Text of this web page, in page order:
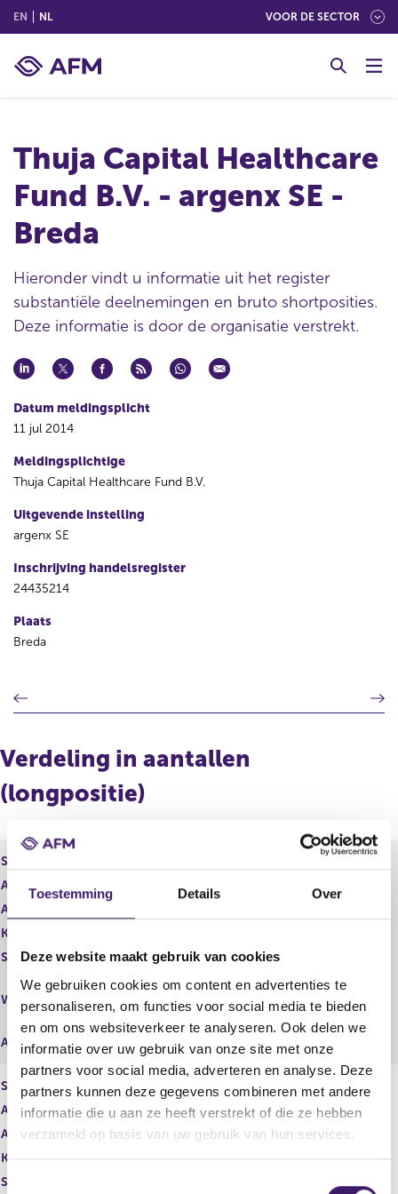
Toestemming Details Over
Deze website maakt gebruik van cookies
We gebruiken cookies om content en advertenties te
personaliseren, om functies voor social media te bieden
en om ons websiteverkeer te analyseren. Ook delen we
informatie over uw gebruik van onze site met onze
partners voor social media, adverteren en analyse. Deze
partners kunnen deze gegevens combineren met andere
informatie die u aan ze heeft verstrekt of die ze hebben
verzameld op basis van uw gebruik van hun services.
T
EN (ENGLISH)
NL(NEDERLANDS (NEDERLAND)) VOOR DE SECTOR
Thuja Capital Healthcare
Fund B.V. - argenx SE -
Breda
Hieronder vindt u informatie uit het register
substantiële deelnemingen en bruto shortposities.
Deze informatie is door de organisatie verstrekt.
Datum meldingsplicht
11 jul 2014
Meldingsplichtige
Thuja Capital Healthcare Fund B.V.
Uitgevende instelling
argenx SE
Inschrijving handelsregister
24435214
Plaats
Breda
o
i
g
e
r
g
s
t
e
s
l
t
a
a
t
V
o
r
e
g
s
u
t
a
Verdeling in aantallen
(longpositie)
Soort aandeel
Aantal aandelen
308.235,00
Aantal stemmen
Kapitaalbelang
Stemrecht
Reëel
Wijze van beschikken
Middellijk
(Thuja Capital Healthcare Seed
Afwikkeling
Soort aandeel
Gewoon aandeel
Aantal aandelen
342.763,00
Aantal stemmen
342.763,00
Kapitaalbelang
Reëel
Stemrecht